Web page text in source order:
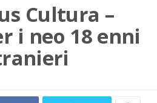
Cultura –
i neo 18 enni